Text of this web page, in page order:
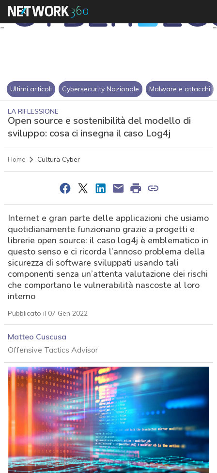
Ultimi articoli Cybersecurity Nazionale Malware e attacchi
LA RIFLESSIONE
Open source e sostenibilità del modello di
sviluppo: cosa ci insegna il caso Log4j
Home Cultura Cyber
Internet e gran parte delle applicazioni che usiamo
quotidianamente funzionano grazie a progetti e
librerie open source: il caso log4j è emblematico in
questo senso e ci ricorda l’annoso problema della
sicurezza di software sviluppati usando tali
componenti senza un’attenta valutazione dei rischi
che comportano le vulnerabilità nascoste al loro
interno
Pubblicato il 07 Gen 2022
Matteo Cuscusa
Offensive Tactics Advisor